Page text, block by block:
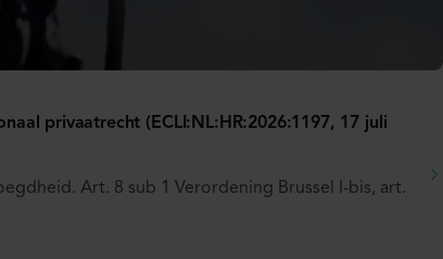
privaatrecht (ECLI:NL:HR:2026:1197, 17 juli
Art. 8 sub 1 Verordening Brussel I-bis, art.